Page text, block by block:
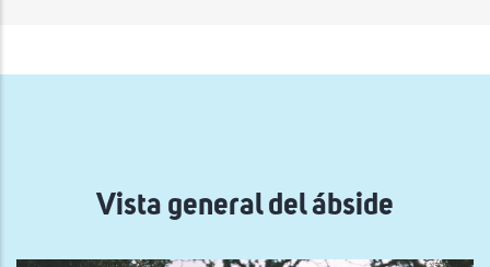
ayuda
Vista general del ábside